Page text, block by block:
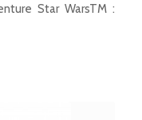
Star WarsTM :